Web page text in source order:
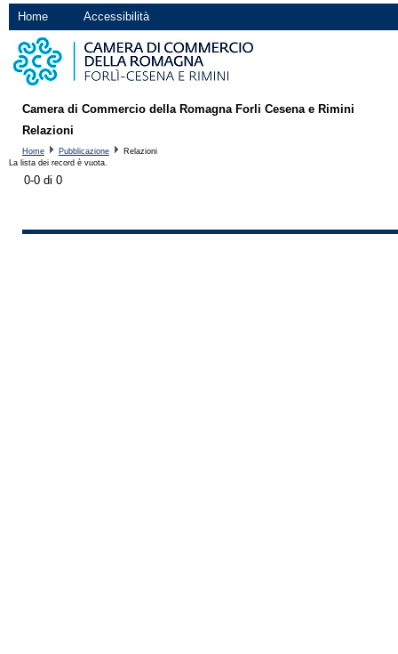
Home Accessibilità
Camera di Commercio della Romagna Forli Cesena e Rimini
Relazioni
Home Pubblicazione
Relazioni
La lista dei record è vuota.
0-0 di 0